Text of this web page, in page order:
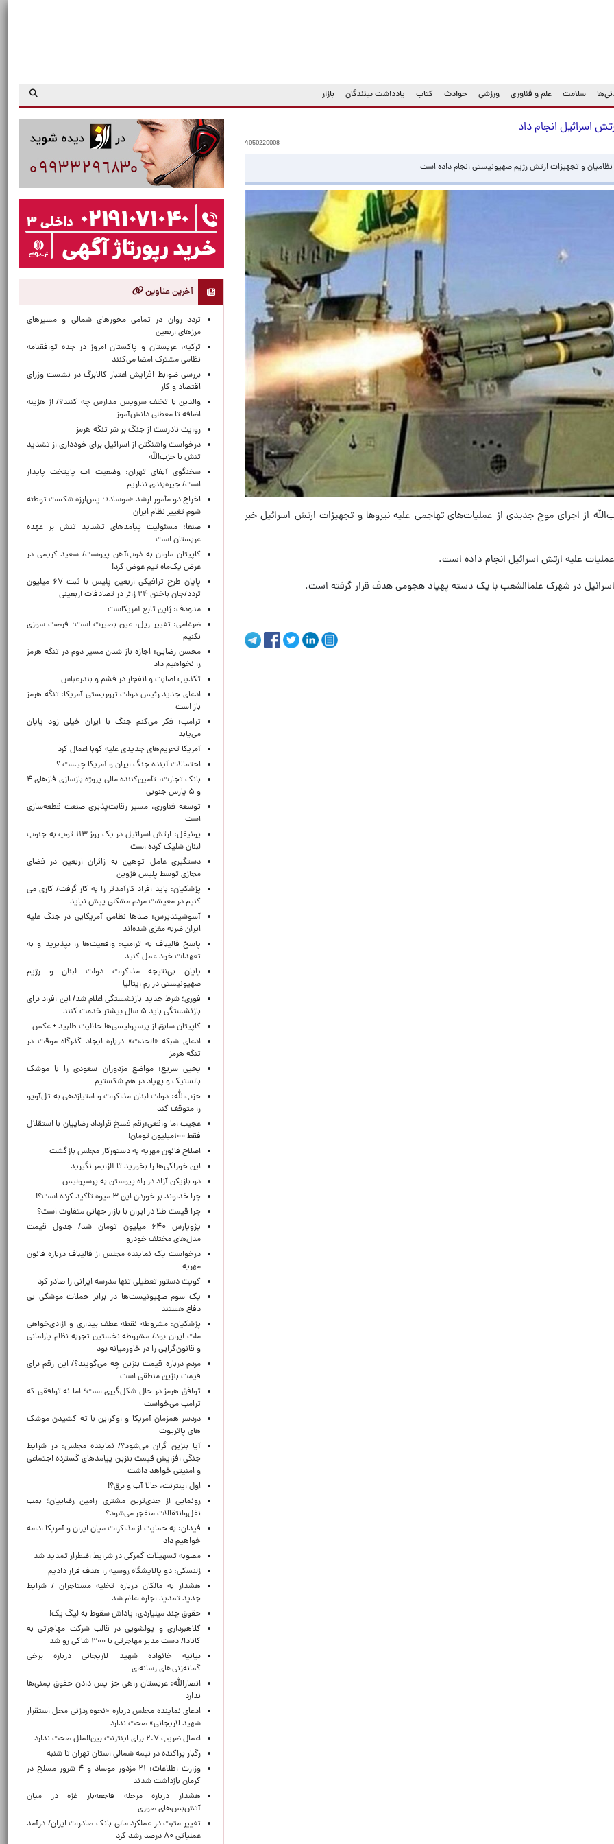
سلامت علم و فناوری ورزشی حوادث کتاب یادداشت بینندگان بازار
4050220008
از اجرای موج جدیدی از عملیات‌های تهاجمی علیه نیروها و تجهیزات ارتش اسرائیل خبر
در شهرک علماالشعب با یک دسته پهپاد هجومی هدف قرار گرفته است.
آخرین عناوین
تردد روان در تمامی محورهای شمالی و مسیرهای
مرزهای اربعین
ترکیه، عربستان و پاکستان امروز در جده توافقنامه
نظامی مشترک امضا می‌کنند
بررسی ضوابط افزایش اعتبار کالابرگ در نشست وزرای
اقتصاد و کار
والدین با تخلف سرویس مدارس چه کنند؟/ از هزینه
اضافه تا معطلی دانش‌آموز
روایت نادرست از جنگ بر سَر تنگه هرمز
درخواست واشنگتن از اسرائیل برای خودداری از تشدید
تنش با حزب‌الله
سخنگوی آبفای تهران: وضعیت آب پایتخت پایدار
است/ جیره‌بندی نداریم
اخراج دو مأمور ارشد «موساد»؛ پس‌لرزه شکست توطئه
شوم تغییر نظام ایران
صنعا: مسئولیت پیامدهای تشدید تنش بر عهده
عربستان است
کاپیتان ملوان به ذوب‌آهن پیوست/ سعید کریمی در
عرض یک‌ماه تیم عوض کرد!
پایان طرح ترافیکی اربعین پلیس با ثبت ۶۷ میلیون
تردد/جان باختن ۲۴ زائر در تصادفات اربعینی
مدودف: ژاپن تابع آمریکاست
ضرغامی: تغییر ریل، عین بصیرت است؛ فرصت سوزی
نکنیم
محسن رضایی: اجازه باز شدن مسیر دوم در تنگه هرمز
را نخواهیم داد
تکذیب اصابت و انفجار در قشم و بندرعباس
ادعای جدید رئیس دولت تروریستی آمریکا: تنگه هرمز
باز است
ترامپ: فکر می‌کنم جنگ با ایران خیلی زود پایان
می‌یابد
آمریکا تحریم‌های جدیدی علیه کوبا اعمال کرد
احتمالات آینده جنگ ایران و آمریکا چیست ؟
بانک تجارت، تأمین‌کننده مالی پروژه بازسازی فازهای ۴
و ۵ پارس جنوبی
توسعه فناوری، مسیر رقابت‌پذیری صنعت قطعه‌سازی
است
یونیفل: ارتش اسرائیل در یک روز ۱۱۳ توپ به جنوب
لبنان شلیک کرده است
دستگیری عامل توهین به زائران اربعین در فضای
مجازی توسط پلیس قزوین
پزشکیان: باید افراد کارآمدتر را به کار گرفت/ کاری می
کنیم در معیشت مردم مشکلی پیش نیاید
آسوشیتدپرس: صدها نظامی آمریکایی در جنگ علیه
ایران ضربه مغزی شده‌اند
پاسخ قالیباف به ترامپ: واقعیت‌ها را بپذیرید و به
تعهدات خود عمل کنید
پایان بی‌نتیجه مذاکرات دولت لبنان و رژیم
صهیونیستی در رم ایتالیا
فوری؛ شرط جدید بازنشستگی اعلام شد/ این افراد برای
بازنشستگی باید ۵ سال بیشتر خدمت کنند
کاپیتان سابق از پرسپولیسی‌ها حلالیت طلبید + عکس
ادعای شبکه «الحدث» درباره ایجاد گذرگاه موقت در
تنگه هرمز
یحیی سریع: مواضع مزدوران سعودی را با موشک
بالستیک و پهپاد در هم شکستیم
حزب‌الله: دولت لبنان مذاکرات و امتیازدهی به تل‌آویو
را متوقف کند
عجیب اما واقعی:رقم فسخ قرارداد رضاییان با استقلال
فقط ۱۰۰میلیون تومان!
اصلاح قانون مهریه به دستورکار مجلس بازگشت
این خوراکی‌ها را بخورید تا آلزایمر نگیرید
دو بازیکن آزاد در راه پیوستن به پرسپولیس
چرا خداوند بر خوردن این ۳ میوه تأکید کرده است؟!
چرا قیمت طلا در ایران با بازار جهانی متفاوت است؟
پژوپارس ۶۴۰ میلیون تومان شد/ جدول قیمت
مدل‌های مختلف خودرو
درخواست یک نماینده مجلس از قالیباف درباره قانون
مهریه
کویت دستور تعطیلی تنها مدرسه ایرانی را صادر کرد
یک‌ سوم صهیونیست‌ها در برابر حملات موشکی بی
دفاع هستند
پزشکیان: مشروطه نقطه عطف بیداری و آزادی‌خواهی
ملت ایران بود/ مشروطه نخستین تجربه نظام پارلمانی
و قانون‌گرایی را در خاورمیانه بود
مردم درباره قیمت بنزین چه می‌گویند؟/ این رقم برای
قیمت بنزین منطقی است
توافق هرمز در حال شکل‌گیری است؛ اما نه توافقی که
ترامپ می‌خواست
دردسر همزمان آمریکا و اوکراین با ته کشیدن موشک
های پاتریوت
آیا بنزین گران می‌شود؟/ نماینده مجلس: در شرایط
جنگی افزایش قیمت بنزین پیامدهای گسترده اجتماعی
و امنیتی خواهد داشت
اول اینترنت، حالا آب و برق؟!
رونمایی از جدی‌ترین مشتری رامین رضاییان؛ بمب
نقل‌وانتقالات منفجر می‌شود؟
فیدان: به حمایت از مذاکرات میان ایران و آمریکا ادامه
خواهیم داد
مصوبه تسهیلات گمرکی در شرایط اضطرار تمدید شد
زلنسکی: دو پالایشگاه روسیه را هدف قرار دادیم
هشدار به مالکان درباره تخلیه مستاجران / شرایط
جدید تمدید اجاره اعلام شد
حقوق چند میلیاردی، پاداش سقوط به لیگ یک!
کلاهبرداری و پولشویی در قالب شرکت مهاجرتی به
کانادا/ دست مدیر مهاجرتی با ۳۰۰ شاکی رو شد
بیانیه خانواده شهید لاریجانی درباره برخی
گمانه‌زنی‌های رسانه‌ای
انصارالله: عربستان راهی جز پس دادن حقوق یمنی‌ها
ندارد
ادعای نماینده مجلس درباره «نحوه ردزنی محل استقرار
شهید لاریجانی» صحت ندارد
اعمال ضریب ۲.۷ برای اینترنت بین‌الملل صحت ندارد
رگبار پراکنده در نیمه شمالی استان تهران تا شنبه
وزارت اطلاعات: ۲۱ مزدور موساد و ۴ شرور مسلح در
کرمان بازداشت شدند
هشدار درباره مرحله فاجعه‌بار غزه در میان
آتش‌بس‌های صوری
تغییر مثبت در عملکرد مالی بانک صادرات ایران/ درآمد
عملیاتی ۸۰ درصد رشد کرد